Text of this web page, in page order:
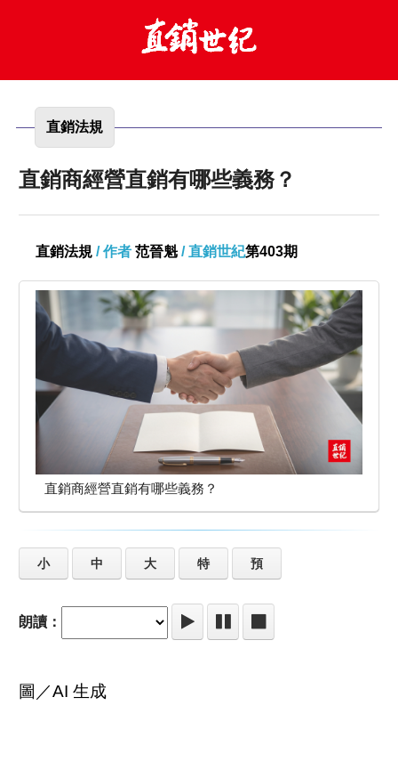
直銷法規
直銷商經營直銷有哪些義務？
直銷法規 / 作者 范晉魁 / 直銷世紀第403期
直銷商經營直銷有哪些義務？
小 中 大 特 預
朗讀：
圖／AI 生成